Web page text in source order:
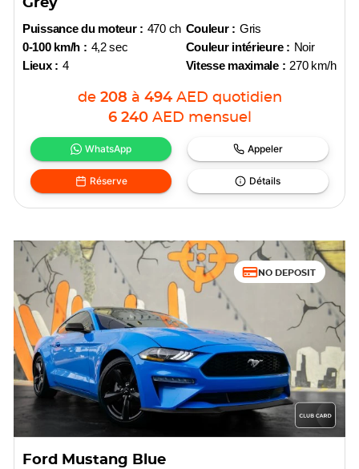
Grey
Puissance du moteur : 470 ch
0-100 km/h : 4,2 sec
Lieux : 4
Couleur : Gris
Couleur intérieure : Noir
Vitesse maximale : 270 km/h
de 208 à 494 AED quotidien
6 240 AED mensuel
WhatsApp Appeler
Réserve Détails
NO DEPOSIT
Ford Mustang Blue